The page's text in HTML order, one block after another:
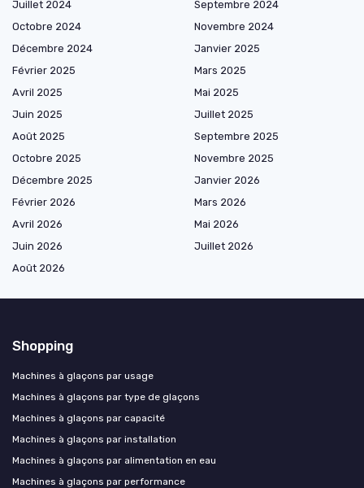
Juillet 2024
Septembre 2024
Octobre 2024
Novembre 2024
Décembre 2024
Janvier 2025
Février 2025
Mars 2025
Avril 2025
Mai 2025
Juin 2025
Juillet 2025
Août 2025
Septembre 2025
Octobre 2025
Novembre 2025
Décembre 2025
Janvier 2026
Février 2026
Mars 2026
Avril 2026
Mai 2026
Juin 2026
Juillet 2026
Août 2026
Shopping
Machines à glaçons par usage
Machines à glaçons par type de glaçons
Machines à glaçons par capacité
Machines à glaçons par installation
Machines à glaçons par alimentation en eau
Machines à glaçons par performance